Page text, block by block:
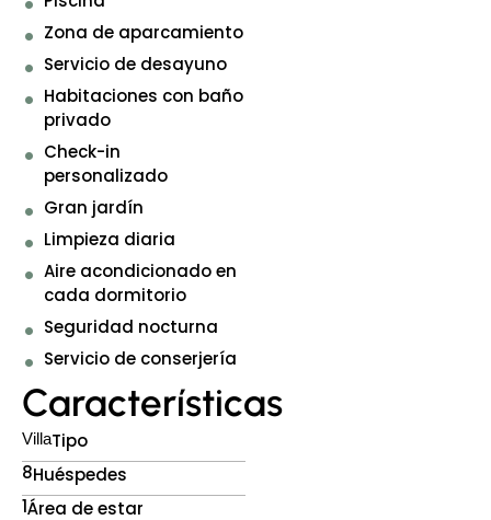
Zona de aparcamiento
Servicio de desayuno
Habitaciones con baño
privado
Check-in
personalizado
Gran jardín
Limpieza diaria
Aire acondicionado en
cada dormitorio
Seguridad nocturna
Servicio de conserjería
Características
VillaTipo
8Huéspedes
1Área de estar